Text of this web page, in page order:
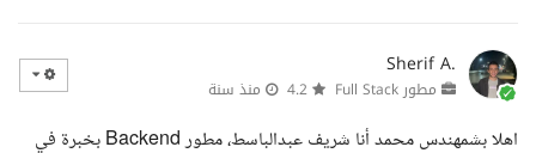
Sherif A.
مطور Full Stack منذ سنة
اهلا بشمهندس محمد أنا شريف عبدالباسط، مطور Backend بخبرة في